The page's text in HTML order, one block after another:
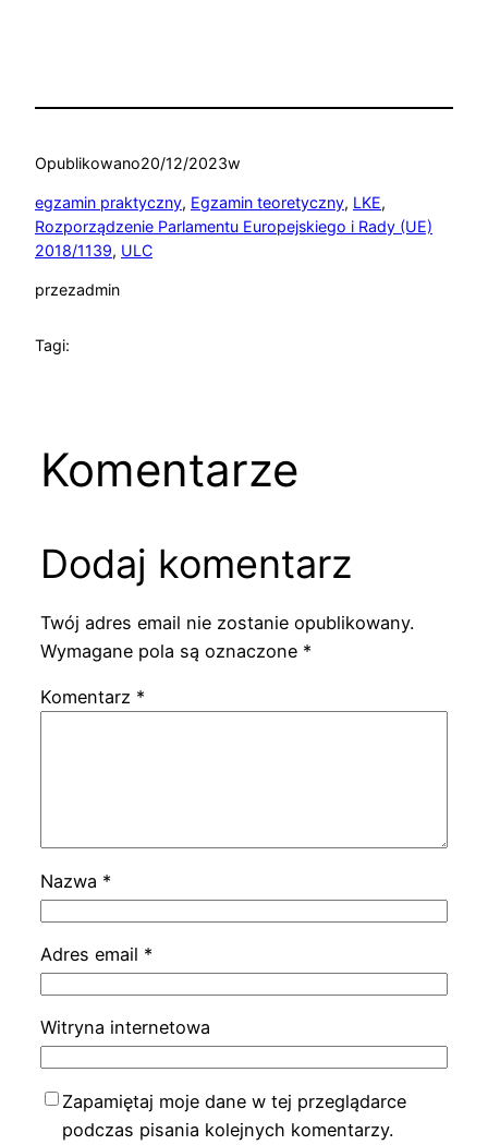
Opublikowano20/12/2023w
egzamin praktyczny, Egzamin teoretyczny, LKE
Rozporządzenie Parlamentu Europejskiego i Rady (UE)
2018/1139, ULC
przezadmin
Tagi:
Komentarze
Dodaj komentarz
Twój adres email nie zostanie opublikowany.
Wymagane pola są oznaczone *
Komentarz *
Nazwa *
Adres email *
Witryna internetowa
Zapamiętaj moje dane w tej przeglądarce
podczas pisania kolejnych komentarzy.